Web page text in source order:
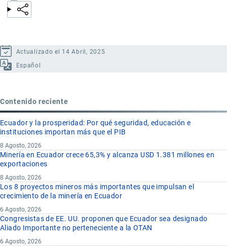
Actualizado el 14 Abril, 2025
Español
Contenido reciente
Ecuador y la prosperidad: Por qué seguridad, educación e
instituciones importan más que el PIB
8 Agosto, 2026
Minería en Ecuador crece 65,3% y alcanza USD 1.381 millones en
exportaciones
8 Agosto, 2026
Los 8 proyectos mineros más importantes que impulsan el
crecimiento de la minería en Ecuador
6 Agosto, 2026
Congresistas de EE. UU. proponen que Ecuador sea designado
Aliado Importante no perteneciente a la OTAN
6 Agosto, 2026